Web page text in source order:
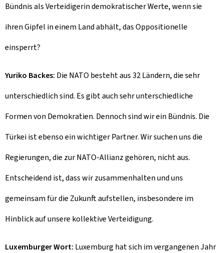
Bündnis als Verteidigerin demokratischer Werte, wenn sie
ihren Gipfel in einem Land abhält, das Oppositionelle
einsperrt?
Yuriko Backes: Die NATO besteht aus 32 Ländern, die sehr
unterschiedlich sind. Es gibt auch sehr unterschiedliche
Formen von Demokratien. Dennoch sind wir ein Bündnis. Die
Türkei ist ebenso ein wichtiger Partner. Wir suchen uns die
Regierungen, die zur NATO-Allianz gehören, nicht aus.
Entscheidend ist, dass wir zusammenhalten und uns
gemeinsam für die Zukunft aufstellen, insbesondere im
Hinblick auf unsere kollektive Verteidigung.
Luxemburger Wort: Luxemburg hat sich im vergangenen Jahr